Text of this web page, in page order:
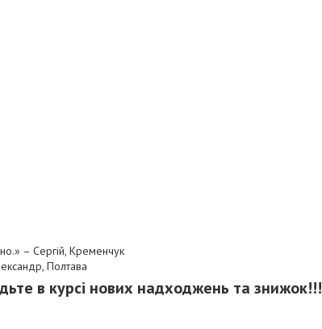
– Сергій, Кременчук
Полтава
в курсі нових надходжень та знижок!!!